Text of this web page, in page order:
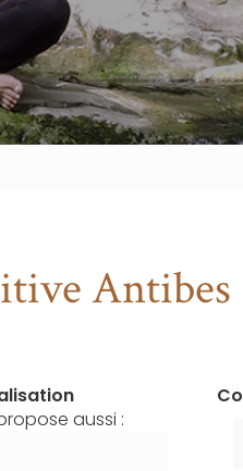
Antibes
aussi :